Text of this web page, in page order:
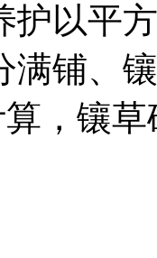
以平
铺、镶
，镶